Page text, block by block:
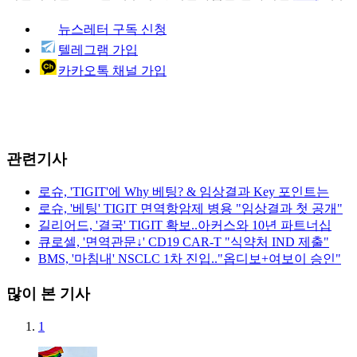
뉴스레터 구독 신청
텔레그램 가입
카카오톡 채널 가입
관련기사
로슈, 'TIGIT'에 Why 베팅? & 임상결과 Key 포인트는
로슈, '베팅' TIGIT 면역항암제 병용 "임상결과 첫 공개"
길리어드, '결국' TIGIT 확보..아커스와 10년 파트너십
큐로셀, '면역관문↓' CD19 CAR-T "식약처 IND 제출"
BMS, '마침내' NSCLC 1차 진입.."옵디보+여보이 승인"
많이 본 기사
1